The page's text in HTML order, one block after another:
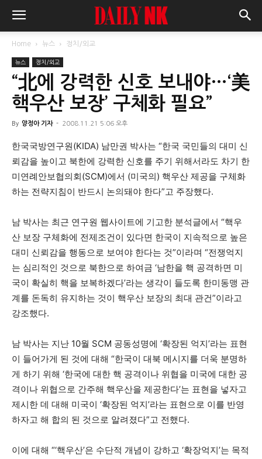
Home 뉴스 정치/외교
뉴스 정치/외교
“北에 강력한 신호 보내야…‘美
핵우산 보장’ 구체화 필요”
By 양정아 기자 - 2008.11.21 5:06 오후
한국국방연구원(KIDA) 남만권 박사는 “한국 국민들의 대미 신
뢰감을 높이고 북한에 강력한 신호를 주기 위해서라도 차기 한
미연례안보협의회(SCM)에서 (미국의) 핵우산 제공을 구체화
하는 전략지침이 반드시 논의돼야 한다”고 주장했다.
남 박사는 최근 연구원 웹사이트에 기고한 분석글에서 “핵우
산 보장 구체화에 전제조건이 있다면 한국이 지속적으로 높은
대미 신뢰감을 행동으로 보여야 한다는 것”이라며 “전쟁억지
는 심리적인 것으로 북한으로 하여금 ‘남한을 핵 공격하면 미
국이 확실히 핵을 보복하겠다’라는 생각이 들도록 한미동맹 관
계를 돈독히 유지하는 것이 핵우산 보장의 최대 관건”이라고
강조했다.
남 박사는 지난 10월 SCM 공동성명에 ‘확장된 억지’라는 표현
이 들어가게 된 것에 대해 “한국이 대북 메시지를 더욱 분명하
게 하기 위해 ‘한국에 대한 핵 공격이나 위협을 미국에 대한 공
격이나 위협으로 간주해 핵우산을 제공한다’는 표현을 넣자고
제시한 데 대해 미국이 ‘확장된 억지’라는 표현으로 이를 반영
하자고 해 합의 된 것으로 알려졌다”고 전했다.
이에 대해 “‘핵우산’은 수단적 개념이 강하고 ‘확장억지’는 목적